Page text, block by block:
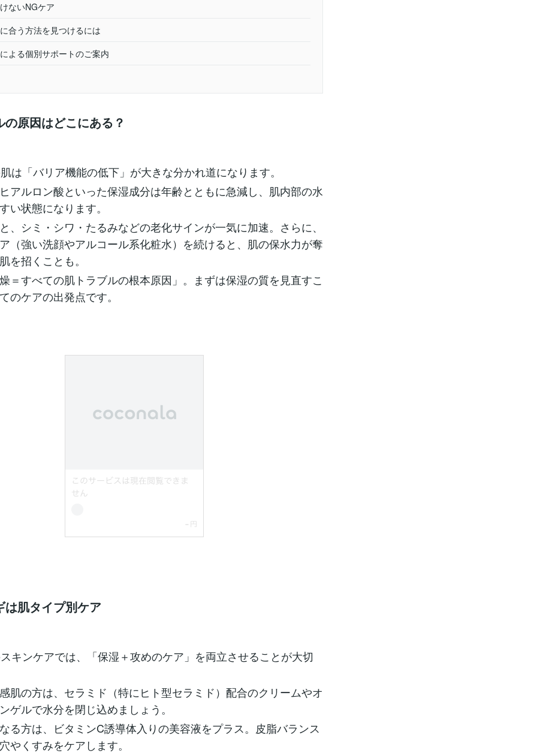
ないNGケア
合う方法を見つけるには
よる個別サポートのご案内
の原因はどこにある？
は「バリア機能の低下」が大きな分かれ道になります。
アルロン酸といった保湿成分は年齢とともに急減し、肌内部の水
い状態になります。
、シミ・シワ・たるみなどの老化サインが一気に加速。さらに、
（強い洗顔やアルコール系化粧水）を続けると、肌の保水力が奪
を招くことも。
＝すべての肌トラブルの根本原因」。まずは保湿の質を見直すこ
のケアの出発点です。
は肌タイプ別ケア
キンケアでは、「保湿＋攻めのケア」を両立させることが大切
肌の方は、セラミド（特にヒト型セラミド）配合のクリームやオ
ゲルで水分を閉じ込めましょう。
る方は、ビタミンC誘導体入りの美容液をプラス。皮脂バランス
やくすみをケアします。